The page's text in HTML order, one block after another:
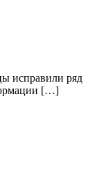
исправили ряд
[…]